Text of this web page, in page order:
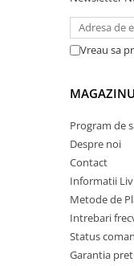
Vreau sa
Program de
Despre noi
Contact
Informatii
Metode de
Intrebari
Status
Garantia